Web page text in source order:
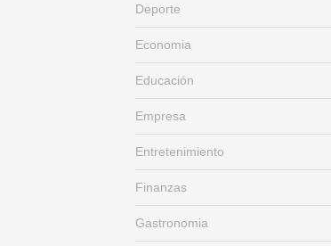
Deporte
Economia
Educación
Empresa
Entretenimiento
Finanzas
Gastronomia